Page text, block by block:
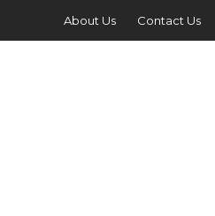
About Us Contact Us